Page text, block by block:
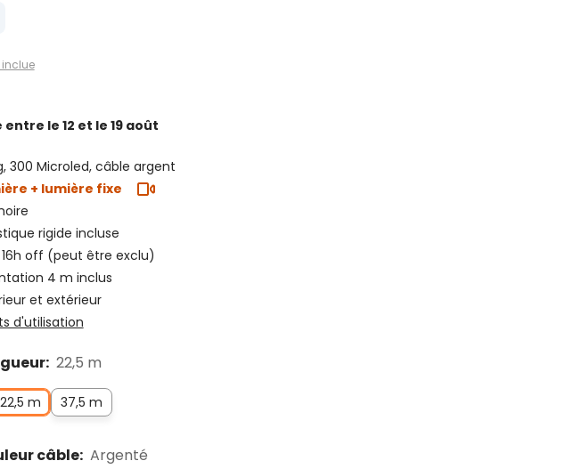
entre le 12 et le 19 août
300 Microled, câble argent
+ lumière fixe
rigide incluse
off (peut être exclu)
4 m inclus
et extérieur
d'utilisation
22,5 m
22,5 m 37,5 m
câble: Argenté